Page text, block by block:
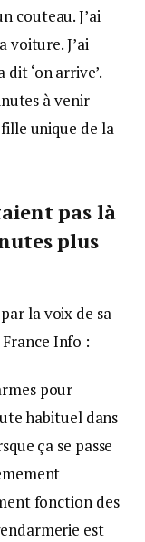
couteau. J’ai
voiture. J’ai
‘on arrive’.
à venir
unique de la
pas là
plus
la voix de sa
Info :
pour
habituel dans
ça se passe
fonction des
est